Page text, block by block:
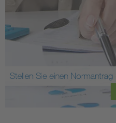
Stellen Sie einen Normantrag